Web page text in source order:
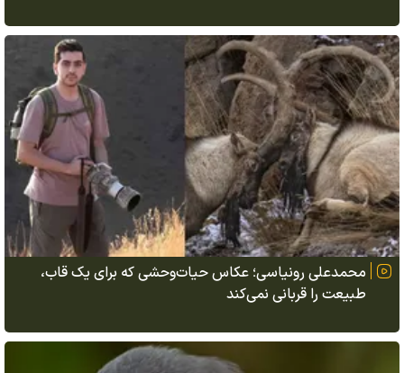
محمدعلی رونیاسی؛ عکاس حیات‌وحشی که برای یک قاب،
طبیعت را قربانی نمی‌کند